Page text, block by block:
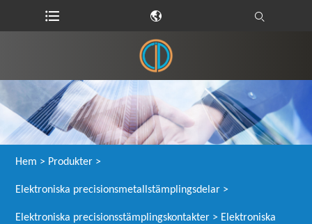
Hem > Produkter >
Elektroniska precisionsmetallstämplingsdelar >
Elektroniska precisionsstämplingskontakter > Elektroniska